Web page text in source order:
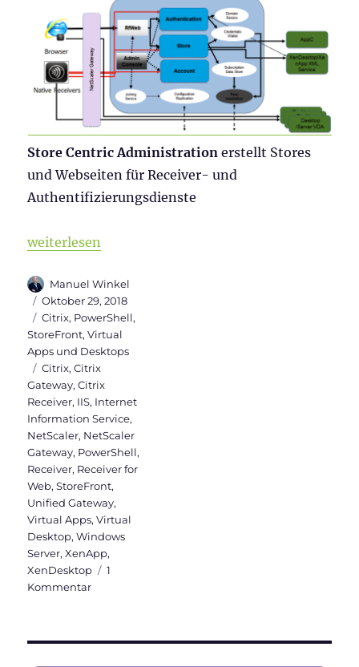
Store Centric Administration erstellt Stores
und Webseiten für Receiver- und
Authentifizierungsdienste
„Citrix StoreFront Tweaks“
weiterlesen
Autor
Manuel Winkel
Veröffentlicht
am
Oktober 29, 2018
Kategorien
Citrix, PowerShell,
StoreFront,Virtual
Apps und Desktops
Schlagwörter
Citrix,Citrix
Gateway,Citrix
Receiver, IIS, Internet
Information Service,
NetScaler, NetScaler
Gateway, PowerShell,
Receiver, Receiver for
Web,StoreFront,
Unified Gateway,
Virtual Apps,Virtual
Desktop,Windows
Server,XenApp,
XenDesktop
1
Kommentarzu